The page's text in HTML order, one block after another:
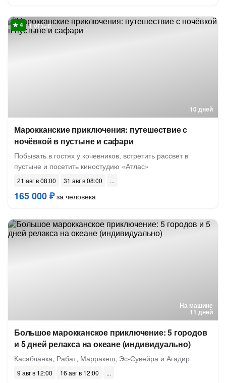
10 дней
1 отзыв
Марокканские приключения: путешествие с
ночёвкой в пустыне и сафари
Побывать в гостях у кочевников, встретить рассвет в
пустыне и посетить киностудию «Атлас»
21 авг в 08:00 31 авг в 08:00
165 000 ₽за человека
На машине
11 дней
Большое марокканское приключение: 5 городов
и 5 дней релакса на океане (индивидуально)
Касабланка, Рабат, Марракеш, Эс-Сувейра и Агадир
9 авг в 12:00 16 авг в 12:00